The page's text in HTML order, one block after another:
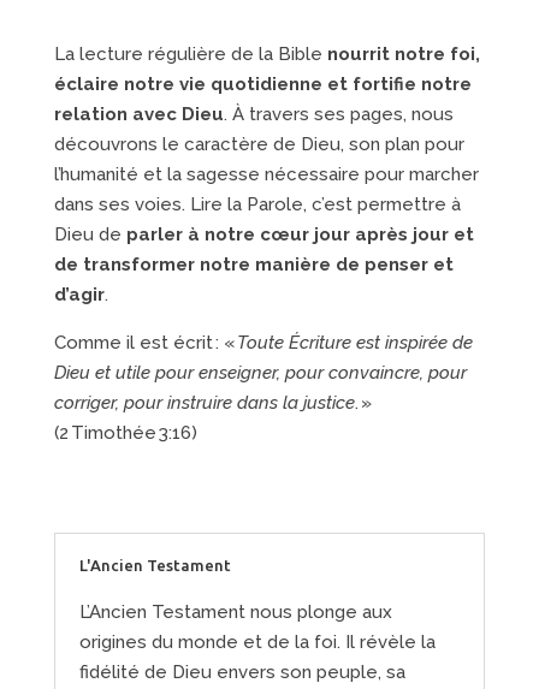
La lecture régulière de la Bible nourrit notre foi,
éclaire notre vie quotidienne et fortifie notre
relation avec Dieu. À travers ses pages, nous
découvrons le caractère de Dieu, son plan pour
l’humanité et la sagesse nécessaire pour marcher
dans ses voies. Lire la Parole, c’est permettre à
Dieu de parler à notre cœur jour après jour et
de transformer notre manière de penser et
d’agir.
Comme il est écrit : «Toute Écriture est inspirée de
Dieu et utile pour enseigner, pour convaincre, pour
corriger, pour instruire dans la justice. »
(2 Timothée 3:16)
L'Ancien Testament
L’Ancien Testament nous plonge aux
origines du monde et de la foi. Il révèle la
fidélité de Dieu envers son peuple, sa